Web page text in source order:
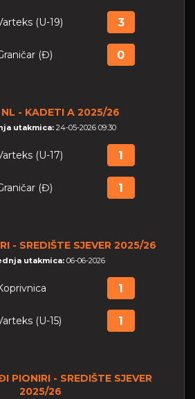
(U-19) 3
(Đ) 0
NL - KADETI A 2025/26
utakmica: 24-05-2026 09:30
(U-17) 1
(Đ) 1
- SREDIŠTE SJEVER 2025/26
utakmica: 06-06-2026
1
(U-15) 1
PIONIRI - SREDIŠTE SJEVER
2025/26